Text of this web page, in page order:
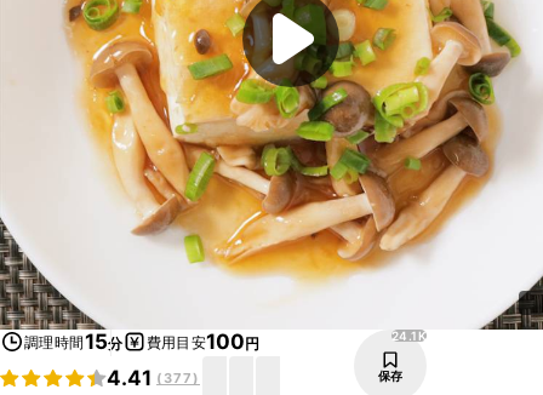
調理時間15分 費用目安100円
4.41 ( 377)
24.1K
保存